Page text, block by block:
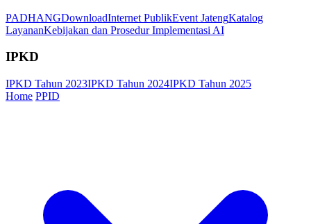
PADHANGDownloadInternet PublikEvent JatengKatalog
LayananKebijakan dan Prosedur Implementasi AI
IPKD
IPKD Tahun 2023IPKD Tahun 2024IPKD Tahun 2025
Home PPID